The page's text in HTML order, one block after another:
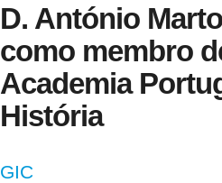
D. António
como membro
Academia
História
GIC